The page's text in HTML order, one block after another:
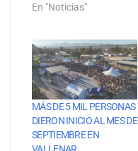
En "Noticias"
MÁS DE 5 MIL PERSONAS
DIERON INICIO AL MES DE
SEPTIEMBRE EN
VALLENAR